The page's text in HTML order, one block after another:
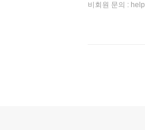
비회원 문의 :